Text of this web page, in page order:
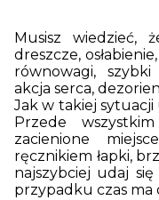
Musisz wiedzieć,
dreszcze,
równowagi,
akcja serca,
Jak w takiej
Przede
zacienione
ręcznikiem łapki,
najszybciej udaj
przypadku czas ma